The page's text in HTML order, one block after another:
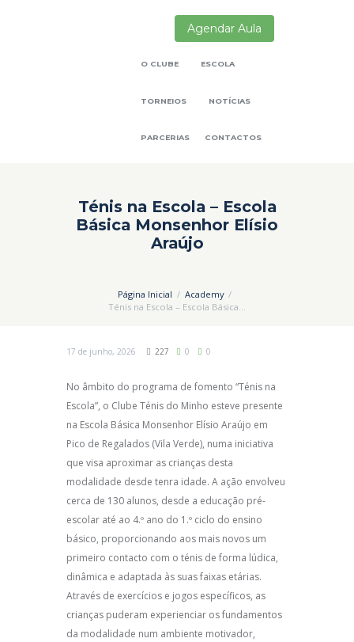
Agendar Aula
O CLUBE ESCOLA
TORNEIOS NOTÍCIAS
PARCERIAS CONTACTOS
Ténis na Escola – Escola
Básica Monsenhor Elísio
Araújo
Página Inicial
Academy
Ténis na Escola – Escola Básica...
17 de junho, 2026 227 0 0
No âmbito do programa de fomento “Ténis na
Escola”, o Clube Ténis do Minho esteve presente
na Escola Básica Monsenhor Elísio Araújo em
Pico de Regalados (Vila Verde), numa iniciativa
que visa aproximar as crianças desta
modalidade desde tenra idade. A ação envolveu
cerca de 130 alunos, desde a educação pré-
escolar até ao 4.º ano do 1.º ciclo do ensino
básico, proporcionando aos mais novos um
primeiro contacto com o ténis de forma lúdica,
dinâmica e adaptada às suas faixas etárias.
Através de exercícios e jogos específicos, as
crianças puderam experienciar os fundamentos
da modalidade num ambiente motivador,